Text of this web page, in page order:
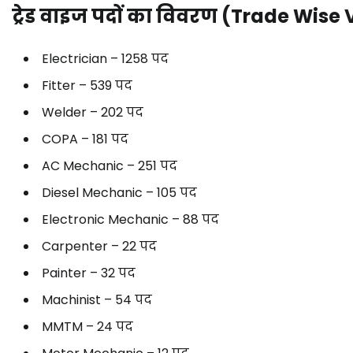
ट्रेडवाइजपदोंकाविवरण (TradeWise
Electrician – 1258 पद
Fitter – 539पद
Welder – 202पद
COPA – 181 पद
AC Mechanic – 251 पद
Diesel Mechanic – 105पद
Electronic Mechanic – 88 पद
Carpenter – 22पद
Painter – 32पद
Machinist – 54 पद
MMTM – 24 पद